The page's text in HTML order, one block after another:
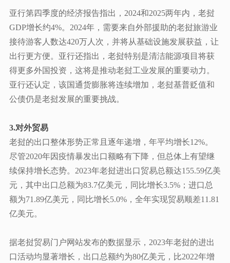
亚行第四季度的经济报告指出， 2024和2025两年内，老挝
GDP增长约4%。2024年，需要来自外部援助的老挝旅游业
接待游客人数达420万人次，并将从基础设施发展获益，让
出行更方便。亚行还指出，老挝特别是清洁能源项目将获
得更多外国投资，这将是推动老挝工业发展的重要动力。
亚行还认定，该国通货膨胀将连续增加，老挝基普贬值和
公债仍是老挝发展的重要挑战。
3.对外贸易
老挝的出口整体形势正常且逐年递增，年平均增长12%。
尽管2020年因疫情暴发出口额略有下降，但总体上有望继
续保持增长态势。2023年老挝进出口贸易总额达155.59亿美
元，其中出口总额为83.7亿美元，同比增长3.5%；进口总
额为71.89亿美元，同比增长5.0%，全年实现贸易顺差11.81
亿美元。
据老挝贸易门户网站发布的数据显示， 2023年老挝的进出
口活动均显著增长，出口总额约为80亿美元，比2022年增